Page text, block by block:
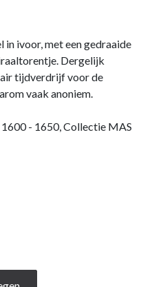
in ivoor, met een gedraaide
Dergelijk
tijdverdrijf voor de
vaak anoniem.
- 1650, Collectie MAS